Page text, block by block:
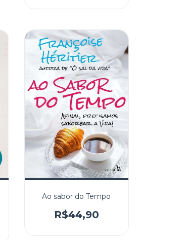
Ao sabor do Tempo
R$44,90